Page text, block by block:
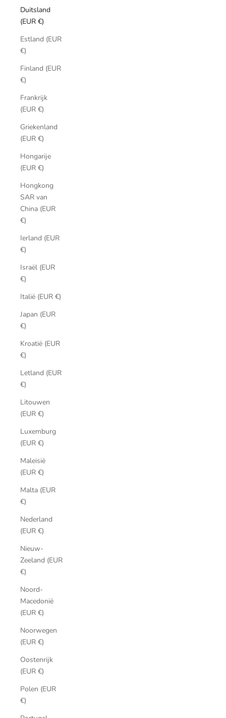
Duitsland
(EUR €)
Estland (EUR
€)
Finland (EUR
€)
Frankrijk
(EUR €)
Griekenland
(EUR €)
Hongarije
(EUR €)
Hongkong
SAR van
China (EUR
€)
Ierland (EUR
€)
Israël (EUR
€)
Italië (EUR €)
Japan (EUR
€)
Kroatië (EUR
€)
Letland (EUR
€)
Litouwen
(EUR €)
Luxemburg
(EUR €)
Maleisië
(EUR €)
Malta (EUR
€)
Nederland
(EUR €)
Nieuw-
Zeeland (EUR
€)
Noord-
Macedonië
(EUR €)
Noorwegen
(EUR €)
Oostenrijk
(EUR €)
Polen (EUR
€)